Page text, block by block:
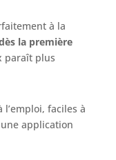
à la
la première
paraît plus
l’emploi, faciles à
application